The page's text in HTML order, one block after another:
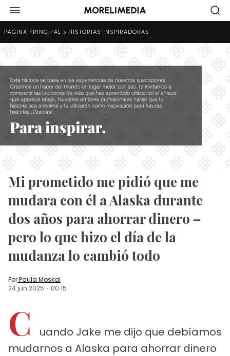
PÁGINA PRINCIPAL HISTORIAS INSPIRADORAS
Mi prometido me pidió que me
mudara con él a Alaska durante
dos años para ahorrar dinero –
pero lo que hizo el día de la
mudanza lo cambió todo
PorPaula Moskal
24 jun 2025 - 00:15
C
uando Jake me dijo que debíamos
mudarnos a Alaska para ahorrar dinero